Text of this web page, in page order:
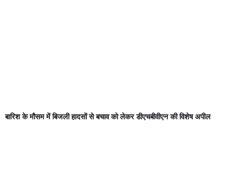
बारिश के मौसम में बिजली हादसों से बचाव को लेकर डीएचबीवीएन की विशेष अपील